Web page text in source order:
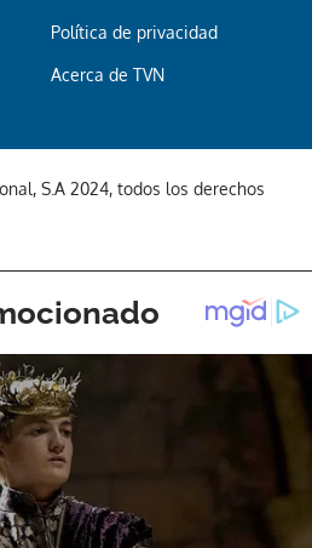
Política de privacidad
Acerca de TVN
S.A 2024, todos los derechos